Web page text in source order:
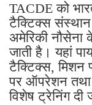
TACDE को
टैक्टिक्स संस्थान
अमेरिकी नौसेना
जाती है। यहां
टैक्टिक्स, मिशन
पर ऑपरेशन तथा
विशेष ट्रेनिंग दी